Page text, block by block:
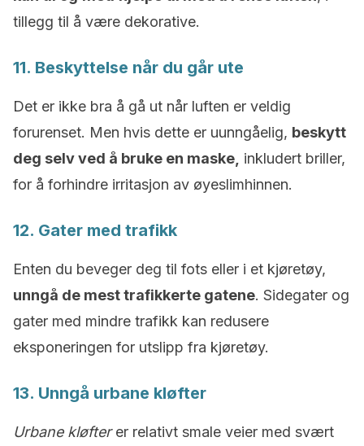
tillegg til å være dekorative.
11. Beskyttelse når du går ute
Det er ikke bra å gå ut når luften er veldig
forurenset. Men hvis dette er uunngåelig, beskytt
deg selv ved å bruke en maske, inkludert briller,
for å forhindre irritasjon av øyeslimhinnen.
12. Gater med trafikk
Enten du beveger deg til fots eller i et kjøretøy,
unngå de mest trafikkerte gatene. Sidegater og
gater med mindre trafikk kan redusere
eksponeringen for utslipp fra kjøretøy.
13. Unngå urbane kløfter
Urbane kløfterer relativt smale veier med svært